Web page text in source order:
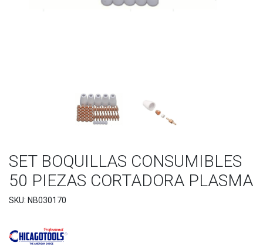
SET BOQUILLAS CONSUMIBLES
50 PIEZAS CORTADORA PLASMA
SKU: NB030170